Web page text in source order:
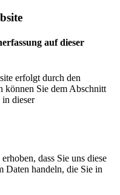
auf dieser
erfolgt durch den
können Sie dem Abschnitt
dieser
dass Sie uns diese
Daten handeln, die Sie in